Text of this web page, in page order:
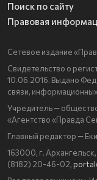
Поиск по сайту
Правовая
Сетевое издание
Свидетельство о
10.06.2016. Выдано
связи,
Учредитель —
«Агентство «Правда
Главный редактор —
163000, г.
(8182) 20-46-02,